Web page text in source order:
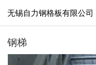
无锡自力钢格板有限公司
钢梯